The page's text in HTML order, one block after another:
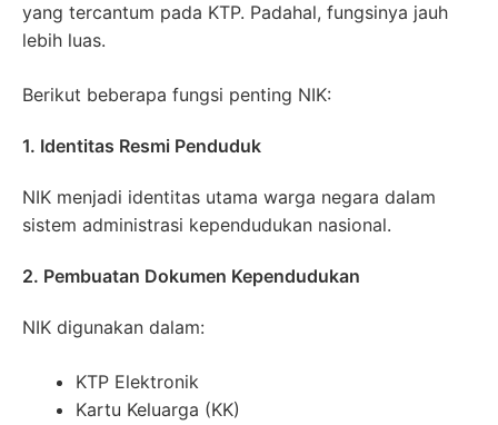
yang tercantum pada KTP. Padahal, fungsinya jauh
lebih luas.
Berikut beberapa fungsi penting NIK:
1. Identitas Resmi Penduduk
NIK menjadi identitas utama warga negara dalam
sistem administrasi kependudukan nasional.
2. Pembuatan Dokumen Kependudukan
NIK digunakan dalam:
KTP Elektronik
Kartu Keluarga (KK)